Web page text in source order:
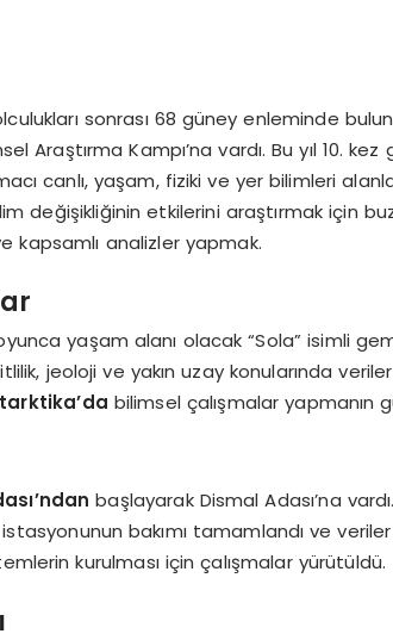
sonrası 68 güney enleminde
Araştırma Kampı’na vardı. Bu yıl 10.
canlı, yaşam, fiziki ve yer bilimleri
değişikliğinin etkilerini araştırmak için
kapsamlı analizler yapmak.
yaşam alanı olacak “Sola” isimli
jeoloji ve yakın uzay konularında
bilimsel çalışmalar yapmanın
başlayarak Dismal Adası’na
bakımı tamamlandı ve
kurulması için çalışmalar yürütüldü.